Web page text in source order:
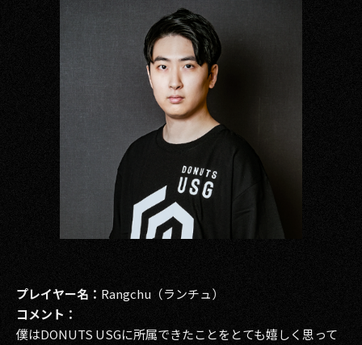
2015
2014
2013
2012
2011
2010
2009
プレイヤー名： Rangchu（ランチュ）
コメント：
僕はDONUTS USGに所属できたことをとても嬉しく思って